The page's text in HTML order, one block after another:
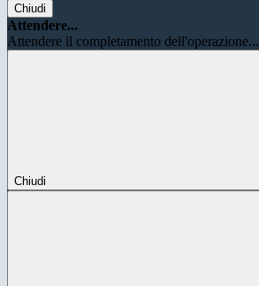
Chiudi
Attendere...
Attendere il completamento dell'operazione...
Chiudi